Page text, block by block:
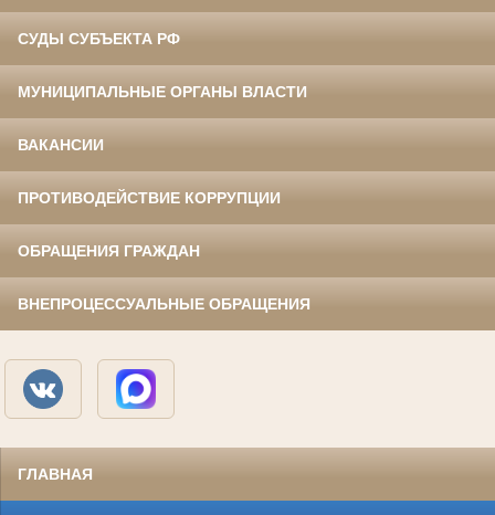
СУДЫ СУБЪЕКТА РФ
МУНИЦИПАЛЬНЫЕ ОРГАНЫ ВЛАСТИ
ВАКАНСИИ
ПРОТИВОДЕЙСТВИЕ КОРРУПЦИИ
ОБРАЩЕНИЯ ГРАЖДАН
ВНЕПРОЦЕССУАЛЬНЫЕ ОБРАЩЕНИЯ
ГЛАВНАЯ